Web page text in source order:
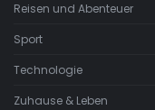
Reisen und Abenteuer
Sport
Technologie
Zuhause & Leben